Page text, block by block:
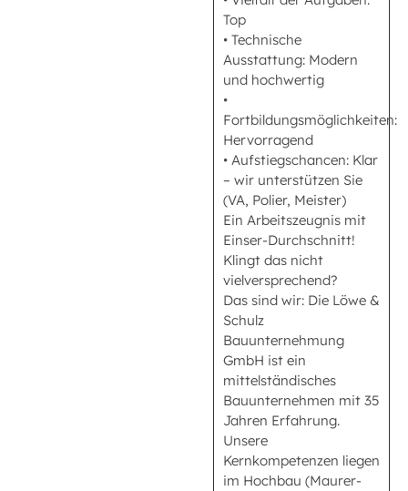
Top
• Technische
Ausstattung: Modern
und hochwertig
•
Fortbildungsmöglichkeiten:
Hervorragend
• Aufstiegschancen: Klar
– wir unterstützen Sie
(VA, Polier, Meister)
Ein Arbeitszeugnis mit
Einser-Durchschnitt!
Klingt das nicht
vielversprechend?
Das sind wir: Die Löwe &
Schulz
Bauunternehmung
GmbH ist ein
mittelständisches
Bauunternehmen mit 35
Jahren Erfahrung.
Unsere
Kernkompetenzen liegen
im Hochbau (Maurer-